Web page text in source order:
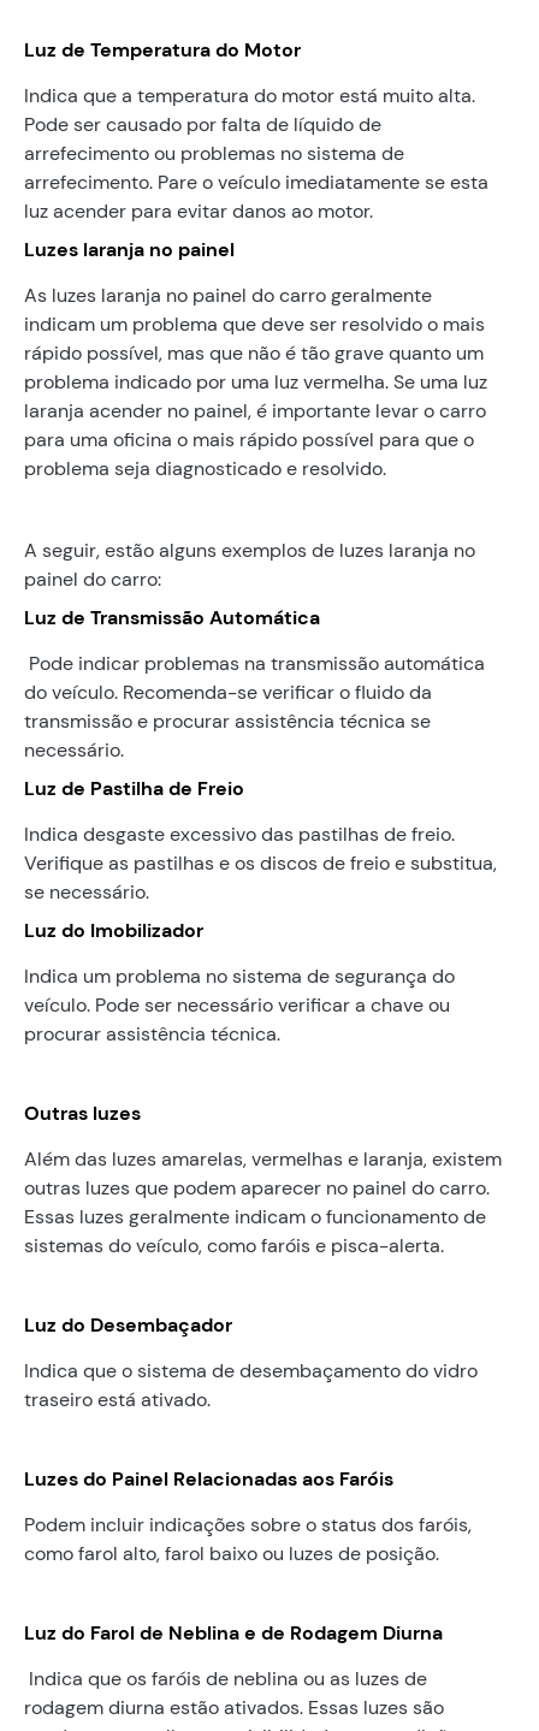
Luz de Temperatura do Motor
Indica que a temperatura do motor está muito alta.
Pode ser causado por falta de líquido de
arrefecimento ou problemas no sistema de
arrefecimento. Pare o veículo imediatamente se esta
luz acender para evitar danos ao motor.
Luzes laranja no painel
As luzes laranja no painel do carro geralmente
indicam um problema que deve ser resolvido o mais
rápido possível, mas que não é tão grave quanto um
problema indicado por uma luz vermelha. Se uma luz
laranja acender no painel, é importante levar o carro
para uma oficina o mais rápido possível para que o
problema seja diagnosticado e resolvido.
A seguir, estão alguns exemplos de luzes laranja no
painel do carro:
Luz de Transmissão Automática
Pode indicar problemas na transmissão automática
do veículo. Recomenda-se verificar o fluido da
transmissão e procurar assistência técnica se
necessário.
Luz de Pastilha de Freio
Indica desgaste excessivo das pastilhas de freio.
Verifique as pastilhas e os discos de freio e substitua,
se necessário.
Luz do Imobilizador
Indica um problema no sistema de segurança do
veículo. Pode ser necessário verificar a chave ou
procurar assistência técnica.
Outras luzes
Além das luzes amarelas, vermelhas e laranja, existem
outras luzes que podem aparecer no painel do carro.
Essas luzes geralmente indicam o funcionamento de
sistemas do veículo, como faróis e pisca-alerta.
Luz do Desembaçador
Indica que o sistema de desembaçamento do vidro
traseiro está ativado.
Luzes do Painel Relacionadas aos Faróis
Podem incluir indicações sobre o status dos faróis,
como farol alto, farol baixo ou luzes de posição.
Luz do Farol de Neblina e de Rodagem Diurna
Indica que os faróis de neblina ou as luzes de
rodagem diurna estão ativados. Essas luzes são